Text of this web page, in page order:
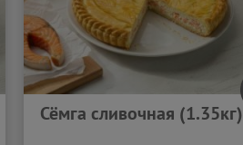
Сёмга сливочная (1.35кг)